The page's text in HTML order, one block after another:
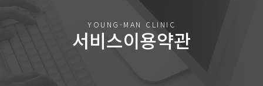
YOUNG-MAN CLINIC
서비스이용약관